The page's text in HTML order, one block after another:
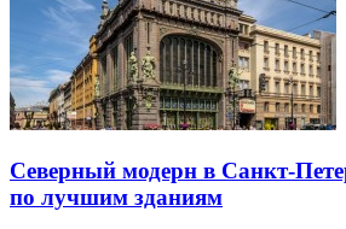
Северный модерн в Санкт-
по лучшим зданиям